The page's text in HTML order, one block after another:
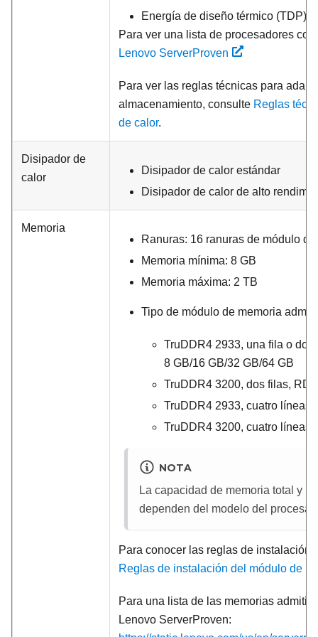
Energía de diseño térmico (TDP):
Para ver una lista de procesadores
Lenovo ServerProven
Para ver las reglas técnicas para
almacenamiento, consulte Reglas
de calor.
Disipador de
calor
Disipador de calor estándar
Disipador de calor de alto
Memoria
Ranuras: 16 ranuras de módulo
Memoria mínima: 8 GB
Memoria máxima: 2 TB
Tipo de módulo de memoria
TruDDR4 2933, una fila o dos
8 GB/16 GB/32 GB/64 GB
TruDDR4 3200, dos filas,
TruDDR4 2933, cuatro
TruDDR4 3200, cuatro
NOTA
La capacidad de memoria total y
dependen del modelo del
Para conocer las reglas de instalación
Reglas de instalación del módulo de
Para una lista de las memorias
Lenovo ServerProven: